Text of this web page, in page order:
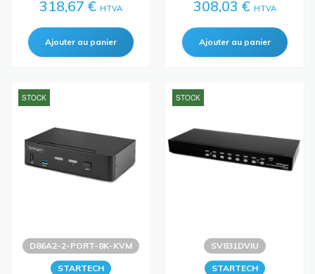
318,67 € HTVA 308,03 € HTVA
STOCK
D86A2-2-PORT-8K-KVM
STARTECH
STOCK
SV831DVIU
STARTECH